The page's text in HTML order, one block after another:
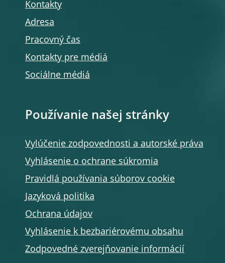
Kontakty
Adresa
Pracovný čas
Kontakty pre médiá
Sociálne médiá
Používanie našej stránky
Vylúčenie zodpovednosti a autorské práva
Vyhlásenie o ochrane súkromia
Pravidlá používania súborov cookie
Jazyková politika
Ochrana údajov
Vyhlásenie k bezbariérovému obsahu
Zodpovedné zverejňovanie informácií